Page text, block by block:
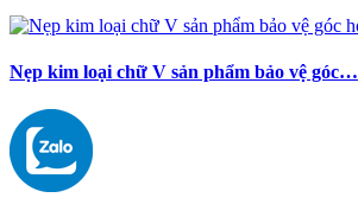
Nẹp kim loại chữ V sản phẩm bảo vệ góc…